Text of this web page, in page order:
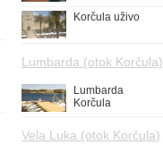
Korčula uživo
Lumbarda (otok Korčula)
Lumbarda
Korčula
Vela Luka (otok Korčula)